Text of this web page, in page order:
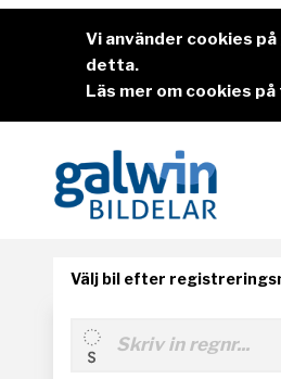
Vi använder cookies
detta.
Läs mer om cookies
Välj bil efter